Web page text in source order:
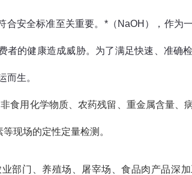
安全标准至关重要。*（NaOH），作为
的健康造成威胁。为了满足快速、准确
而生。
食用化学物质、农药残留、重金属含量、
现场的定性定量检测。
部门、养殖场、屠宰场、食品肉产品深